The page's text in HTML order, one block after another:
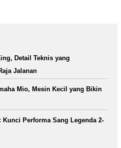
Detail Teknis yang
Jalanan
Mio, Mesin Kecil yang Bikin
Performa Sang Legenda 2-